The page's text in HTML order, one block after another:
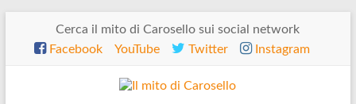
contenuto
Cerca il mito di Carosello sui social network
Facebook
YouTube Twitter Instagram